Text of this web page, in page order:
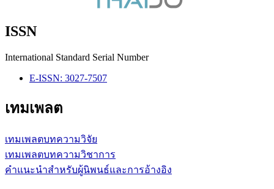
ISSN
International Standard Serial Number
E-ISSN: 3027-7507
เทมเพลต
เทมเพลตบทความวิจัย
เทมเพลตบทความวิชาการ
คำแนะนำสำหรับผู้นิพนธ์และการอ้างอิง